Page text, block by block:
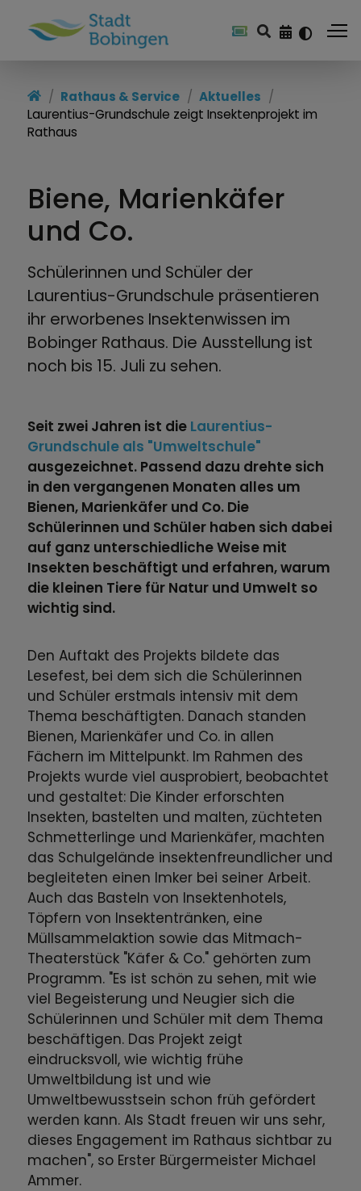
Rathaus & Service
Aktuelles
Laurentius-Grundschule zeigt Insektenprojekt im
Rathaus
Biene, Marienkäfer
und Co.
Schülerinnen und Schüler der
Laurentius-Grundschule präsentieren
ihr erworbenes Insektenwissen im
Bobinger Rathaus. Die Ausstellung ist
noch bis 15. Juli zu sehen.
Seit zwei Jahren ist die Laurentius-
Grundschule als "Umweltschule"
ausgezeichnet. Passend dazu drehte sich
in den vergangenen Monaten alles um
Bienen, Marienkäfer und Co. Die
Schülerinnen und Schüler haben sich dabei
auf ganz unterschiedliche Weise mit
Insekten beschäftigt und erfahren, warum
die kleinen Tiere für Natur und Umwelt so
wichtig sind.
Den Auftakt des Projekts bildete das
Lesefest, bei dem sich die Schülerinnen
und Schüler erstmals intensiv mit dem
Thema beschäftigten. Danach standen
Bienen, Marienkäfer und Co. in allen
Fächern im Mittelpunkt. Im Rahmen des
Projekts wurde viel ausprobiert, beobachtet
und gestaltet: Die Kinder erforschten
Insekten, bastelten und malten, züchteten
Schmetterlinge und Marienkäfer, machten
das Schulgelände insektenfreundlicher und
begleiteten einen Imker bei seiner Arbeit.
Auch das Basteln von Insektenhotels,
Töpfern von Insektentränken, eine
Müllsammelaktion sowie das Mitmach-
Theaterstück "Käfer & Co." gehörten zum
Programm. "Es ist schön zu sehen, mit wie
viel Begeisterung und Neugier sich die
Schülerinnen und Schüler mit dem Thema
beschäftigen. Das Projekt zeigt
eindrucksvoll, wie wichtig frühe
Umweltbildung ist und wie
Umweltbewusstsein schon früh gefördert
werden kann. Als Stadt freuen wir uns sehr,
dieses Engagement im Rathaus sichtbar zu
machen", so Erster Bürgermeister Michael
Ammer.